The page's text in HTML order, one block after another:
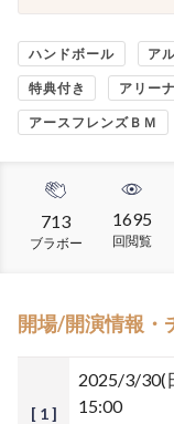
ハンドボール ア
特典付き アリーナ
アースフレンズＢＭ
713
ブラボー
1695
回閲覧
開場/開演情報・
[ 1 ]
2025/3/30(
15:00